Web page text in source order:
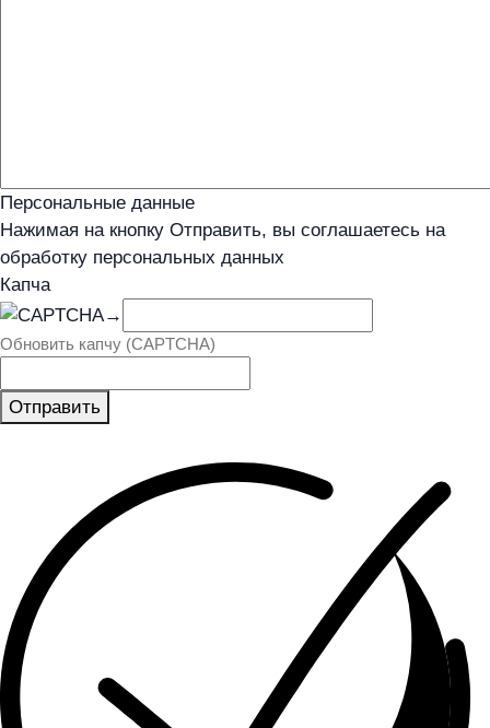
Персональные данные
Нажимая на кнопку Отправить, вы соглашаетесь на
обработку персональных данных
Капча
→
Обновить капчу (CAPTCHA)
Отправить